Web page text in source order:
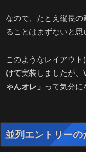
なので、たとえ縦長
ることはまずないと思
このようなレイアウ
けて実装しましたが、
ゃんオレ」
って気分に
並列エントリーの